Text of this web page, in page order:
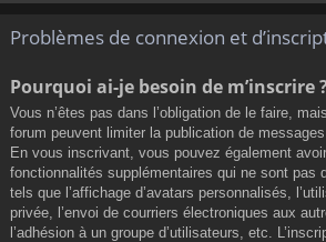
Problèmes de connexion et
Pourquoi ai-je besoin de m’inscrire
Vous n’êtes pas dans l’obligation de le faire,
forum peuvent limiter la publication de
En vous inscrivant, vous pouvez également
fonctionnalités supplémentaires qui ne sont pas
tels que l’affichage d’avatars personnalisés,
privée, l’envoi de courriers électroniques aux
l’adhésion à un groupe d’utilisateurs, etc.